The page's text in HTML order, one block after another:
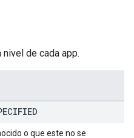
de cada app.
o que este no se